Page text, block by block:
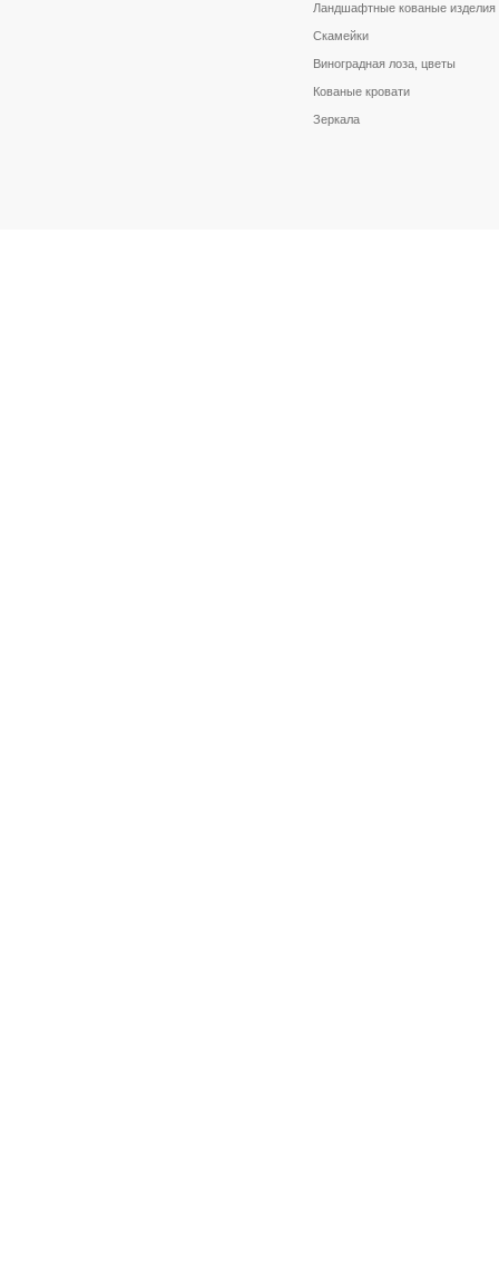
Ландшафтные кованые изделия
Скамейки
Виноградная лоза, цветы
Кованые кровати
Зеркала